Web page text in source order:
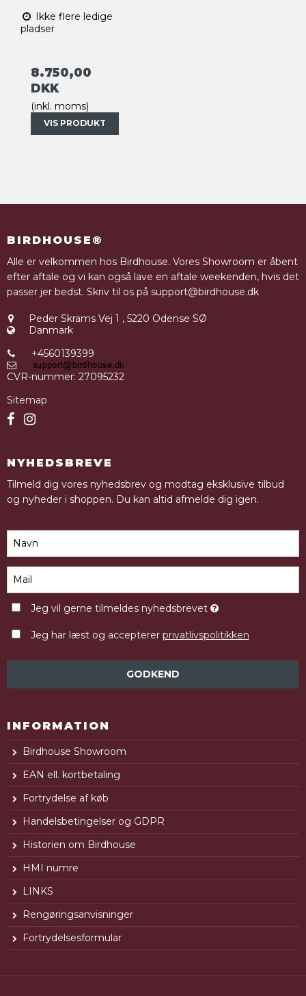
Ikke flere ledige
pladser
8.750,00
DKK
(inkl. moms)
VIS PRODUKT
BIRDHOUSE®
Alle er velkommen hos Birdhouse. Vores Showroom er åbent
efter aftale og vi kan også lave en aftale weekenden, hvis det
passer jer bedst. Skriv til os på support@birdhouse.dk
Peder Skrams Vej 1 , 5220 Odense SØ
Danmark
+4560139399
CVR-nummer: 27095232
Sitemap
NYHEDSBREVE
Tilmeld dig vores nyhedsbrev og modtag eksklusive tilbud
og nyheder i shoppen. Du kan altid afmelde dig igen.
Jeg vil gerne tilmeldes nyhedsbrevet
Jeg har læst og accepterer privatlivspolitikken
GODKEND
INFORMATION
Birdhouse Showroom
EAN ell. kortbetaling
Fortrydelse af køb
Handelsbetingelser og GDPR
Historien om Birdhouse
HMI numre
LINKS
Rengøringsanvisninger
Fortrydelsesformular